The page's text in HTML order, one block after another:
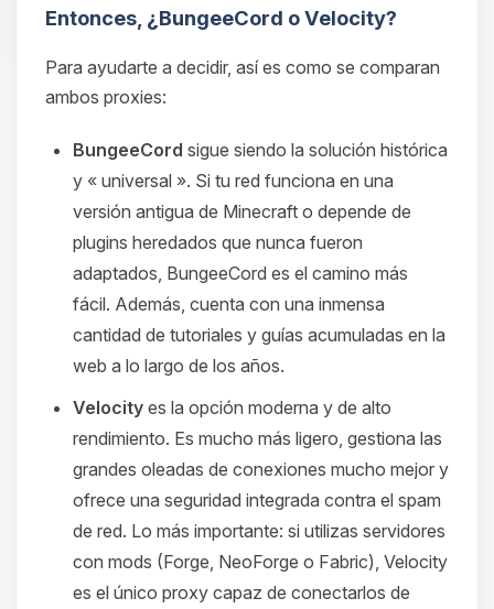
Entonces, ¿BungeeCord o Velocity?
Para ayudarte a decidir, así es como se comparan
ambos proxies:
BungeeCord sigue siendo la solución histórica
y « universal ». Si tu red funciona en una
versión antigua de Minecraft o depende de
plugins heredados que nunca fueron
adaptados, BungeeCord es el camino más
fácil. Además, cuenta con una inmensa
cantidad de tutoriales y guías acumuladas en la
web a lo largo de los años.
Velocity es la opción moderna y de alto
rendimiento. Es mucho más ligero, gestiona las
grandes oleadas de conexiones mucho mejor y
ofrece una seguridad integrada contra el spam
de red. Lo más importante: si utilizas servidores
con mods (Forge, NeoForge o Fabric), Velocity
es el único proxy capaz de conectarlos de